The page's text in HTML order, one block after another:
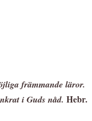
främmande läror.
i Guds nåd. Hebr.